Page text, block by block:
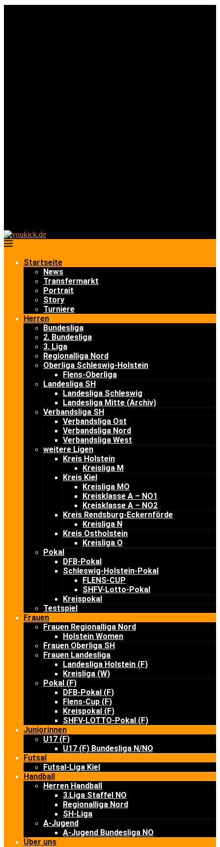
Startseite
News
Transfermarkt
Portrait
Story
Turniere
Herren
Bundesliga
2. Bundesliga
3. Liga
Regionalliga Nord
Oberliga Schleswig-Holstein
Flens-Oberliga
Landesliga SH
Landesliga Schleswig
Landesliga Mitte (Archiv)
Verbandsliga SH
Verbandsliga Ost
Verbandsliga Nord
Verbandsliga West
weitere Ligen
Kreis Holstein
Kreisliga M
Kreis Kiel
Kreisliga MO
Kreisklasse A – NO1
Kreisklasse A – NO2
Kreis Rendsburg-Eckernförde
Kreisliga N
Kreis Ostholstein
Kreisliga O
Pokal
DFB-Pokal
Schleswig-Holstein-Pokal
FLENS-CUP
SHFV-Lotto-Pokal
Kreispokal
Testspiel
Frauen
Frauen Regionalliga Nord
Holstein Women
Frauen Oberliga SH
Frauen Landesliga
Landesliga Holstein (F)
Kreisliga (W)
Pokal (F)
DFB-Pokal (F)
Flens-Cup (F)
Kreispokal (F)
SHFV-LOTTO-Pokal (F)
Juniorinnen
U17 (F)
U17 (F) Bundesliga N/NO
Futsal
Futsal-Liga Kiel
Handball
Herren Handball
3.Liga Staffel NO
Regionalliga Nord
SH-Liga
A-Jugend
A-Jugend Bundesliga NO
Über uns